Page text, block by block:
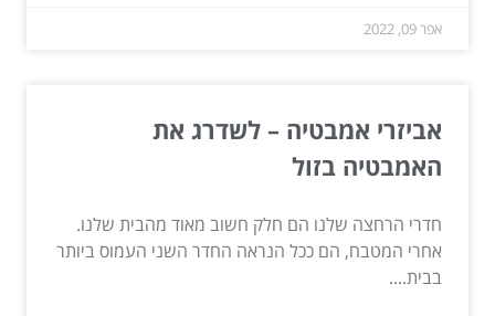
אפר 09, 2022
אביזרי אמבטיה – לשדרג את
האמבטיה בזול
חדרי הרחצה שלנו הם חלק חשוב מאוד מהבית שלנו.
אחרי המטבח, הם ככל הנראה החדר השני העמוס ביותר
בבית....